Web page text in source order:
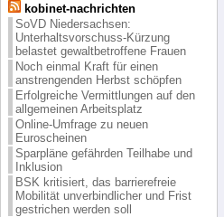
kobinet-nachrichten
SoVD Niedersachsen:
Unterhaltsvorschuss-Kürzung
belastet gewaltbetroffene Frauen
Noch einmal Kraft für einen
anstrengenden Herbst schöpfen
Erfolgreiche Vermittlungen auf den
allgemeinen Arbeitsplatz
Online-Umfrage zu neuen
Euroscheinen
Sparpläne gefährden Teilhabe und
Inklusion
BSK kritisiert, das barrierefreie
Mobilität unverbindlicher und Frist
gestrichen werden soll